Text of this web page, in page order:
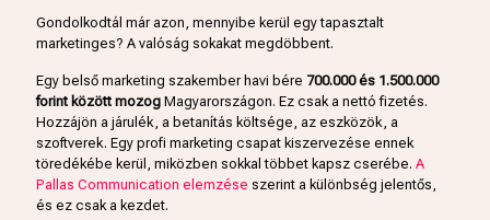
Gondolkodtál már azon, mennyibe kerül egy tapasztalt
marketinges? A valóság sokakat megdöbbent.
Egy belső marketing szakember havi bére 700.000 és 1.500.000
forint között mozog Magyarországon. Ez csak a nettó fizetés.
Hozzájön a járulék, a betanítás költsége, az eszközök, a
szoftverek. Egy profi marketing csapat kiszervezése ennek
töredékébe kerül, miközben sokkal többet kapsz cserébe. A
Pallas Communication elemzése szerint a különbség jelentős,
és ez csak a kezdet.